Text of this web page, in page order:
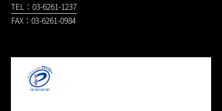
TEL：03-6261-1237
FAX：03-6261-0984